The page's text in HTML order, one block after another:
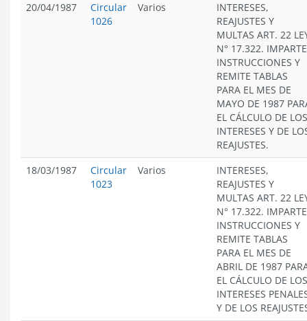
20/04/1987
Circular
1026
Varios
INTERESES,
REAJUSTES Y
MULTAS ART. 22
N° 17.322. IMPARTE
INSTRUCCIONES Y
REMITE TABLAS
PARA EL MES DE
MAYO DE 1987
EL CÁLCULO DE LOS
INTERESES Y DE
REAJUSTES.
18/03/1987
Circular
1023
Varios
INTERESES,
REAJUSTES Y
MULTAS ART. 22
N° 17.322. IMPARTE
INSTRUCCIONES Y
REMITE TABLAS
PARA EL MES DE
ABRIL DE 1987
EL CÁLCULO DE LOS
INTERESES
Y DE LOS